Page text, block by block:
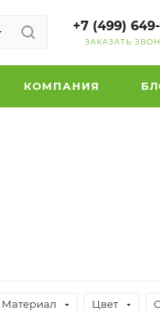
+7 (499)
ЗАКАЗАТЬ
КОМПАНИЯ
Материал Цвет